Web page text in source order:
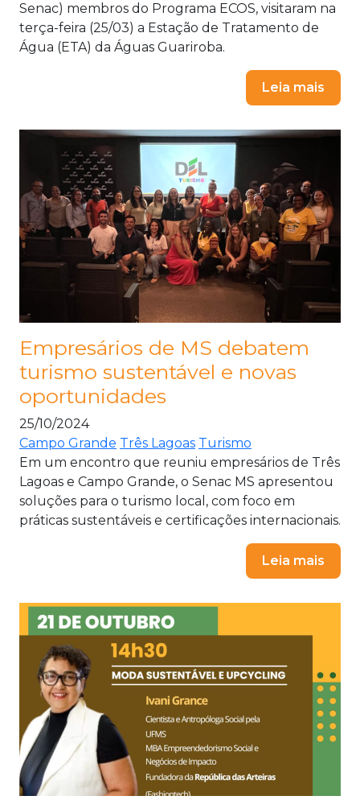
Senac) membros do Programa ECOS, visitaram na
terça-feira (25/03) a Estação de Tratamento de
Água (ETA) da Águas Guariroba.
Leia mais
Empresários de MS debatem
turismo sustentável e novas
oportunidades
25/10/2024
Campo Grande Três Lagoas Turismo
Em um encontro que reuniu empresários de Três
Lagoas e Campo Grande, o Senac MS apresentou
soluções para o turismo local, com foco em
práticas sustentáveis e certificações internacionais.
Leia mais